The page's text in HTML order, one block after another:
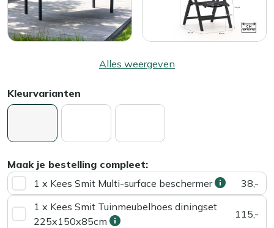
Alles weergeven
Kleurvarianten
Maak je bestelling compleet:
1 x Kees Smit Multi-surface beschermer
38,-
1 x Kees Smit Tuinmeubelhoes diningset
225x150x85cm
115,-